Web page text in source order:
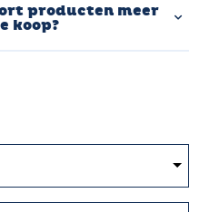
producten meer
koop?